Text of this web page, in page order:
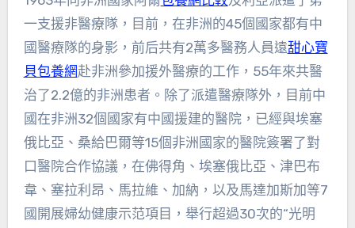
一支援非醫療隊，目前，在非洲的45個國家都有中
國醫療隊的身影，前后共有2萬多醫務人員遠甜心寶
貝包養網赴非洲參加援外醫療的工作，55年來共醫
治了2.2億的非洲患者。除了派遣醫療隊外，目前中
國在非洲32個國家有中國援建的醫院，已經與埃塞
俄比亞、桑給巴爾等15個非洲國家的醫院簽署了對
口醫院合作協議，在佛得角、埃塞俄比亞、津巴布
韋、塞拉利昂、馬拉維、加納，以及馬達加斯加等7
國開展婦幼健康示范項目，舉行超過30次的“光明